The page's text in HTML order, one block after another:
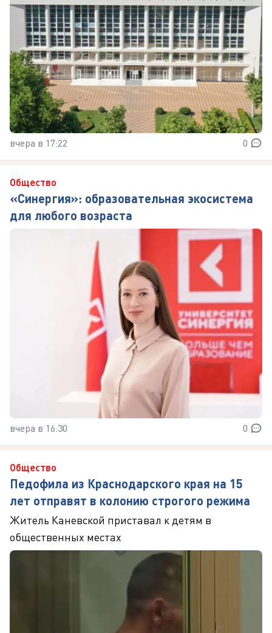
вчера в 17:22 0
Общество
«Синергия»: образовательная экосистема
для любого возраста
вчера в 16:30 0
Общество
Педофила из Краснодарского края на 15
лет отправят в колонию строгого режима
Житель Каневской приставал к детям в
общественных местах